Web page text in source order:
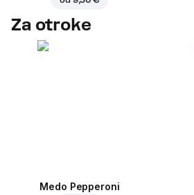
Za otroke
Medo Pepperoni